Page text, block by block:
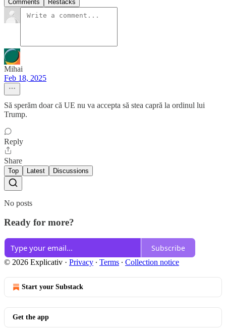
Comments Restacks
Mihai
Feb 18, 2025
Să sperăm doar că UE nu va accepta să stea capră la ordinul lui
Trump.
Reply
Share
Top Latest Discussions
No posts
Ready for more?
Subscribe
© 2026 Explicativ · Privacy ∙ Terms ∙ Collection notice
Start your Substack
Get the app